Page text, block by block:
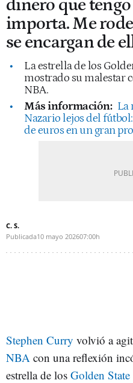
dinero que
importa. Me
se encargan de
La estrella de los
mostrado su malestar
NBA.
Más información: La
Nazario lejos del
de euros en un gran
C. S.
Publicada10 mayo 202607:00h
Stephen Curry volvió a
NBA con una reflexión
estrella de los Golden